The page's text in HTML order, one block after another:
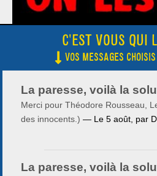
C'EST VOUS QUI
VOS MESSAGES
La paresse, voilà la
Merci pour Théodore Rousseau,
des innocents.) — Le 5 août par
La paresse, voilà la